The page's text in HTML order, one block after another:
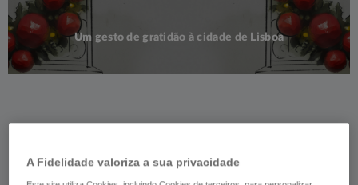
Um gesto de gratidão à cidade de Lisboa
A Fidelidade valoriza a sua privacidade